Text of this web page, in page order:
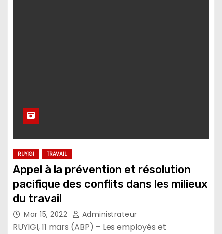
RUYIGI TRAVAIL
Appel à la prévention et résolution
pacifique des conflits dans les milieux
du travail
Mar 15, 2022 Administrateur
RUYIGI, 11 mars (ABP) – Les employés et